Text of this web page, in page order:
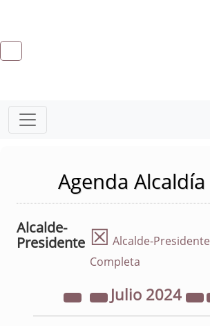
Agenda Alcaldía
Alcalde-
Presidente ☒ Alcalde-Presidente
Completa
Julio 2024